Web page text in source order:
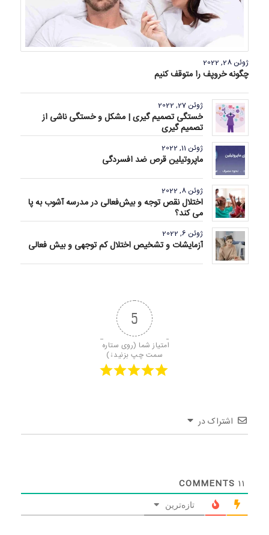
ژوئن 28, 2022
چگونه خروپف را متوقف کنیم
ژوئن 27, 2022
خستگی تصمیم گیری | مشکل و خستگی ناشی از
تصمیم گیری
ژوئن 11, 2022
ماپروتیلین قرص ضد افسردگی
ژوئن 8, 2022
اختلال نقص توجه و بیش‌فعالی در مدرسه آشوب به پا
می کند؟
ژوئن 6, 2022
آزمایشات و تشخیص اختلال کم توجهی و بیش فعالی
5
امتیاز شما (روی ستاره
سمت چپ بزنید↓)
اشتراک در
11
تازه‌ترین